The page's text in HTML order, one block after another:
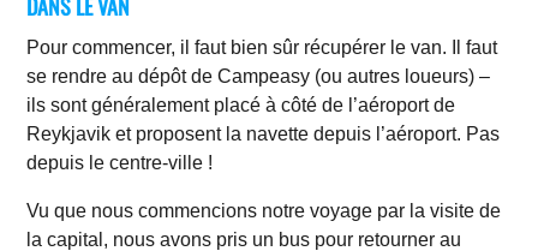
Pour commencer, il faut bien sûr récupérer le van. Il faut
se rendre au dépôt de Campeasy (ou autres loueurs) –
ils sont généralement placé à côté de l’aéroport de
Reykjavik et proposent la navette depuis l’aéroport. Pas
depuis le centre-ville !
Vu que nous commencions notre voyage par la visite de
la capital, nous avons pris un bus pour retourner au